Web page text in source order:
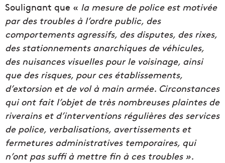
Soulignant que « la mesure de police est motivée
par des troubles à l’ordre public, des
comportements agressifs, des disputes, des rixes,
des stationnements anarchiques de véhicules,
des nuisances visuelles pour le voisinage, ainsi
que des risques, pour ces établissements,
d’extorsion et de vol à main armée. Circonstances
qui ont fait l’objet de très nombreuses plaintes de
riverains et d’interventions régulières des services
de police, verbalisations, avertissements et
fermetures administratives temporaires, qui
n’ont pas suffi à mettre fin à ces troubles ».